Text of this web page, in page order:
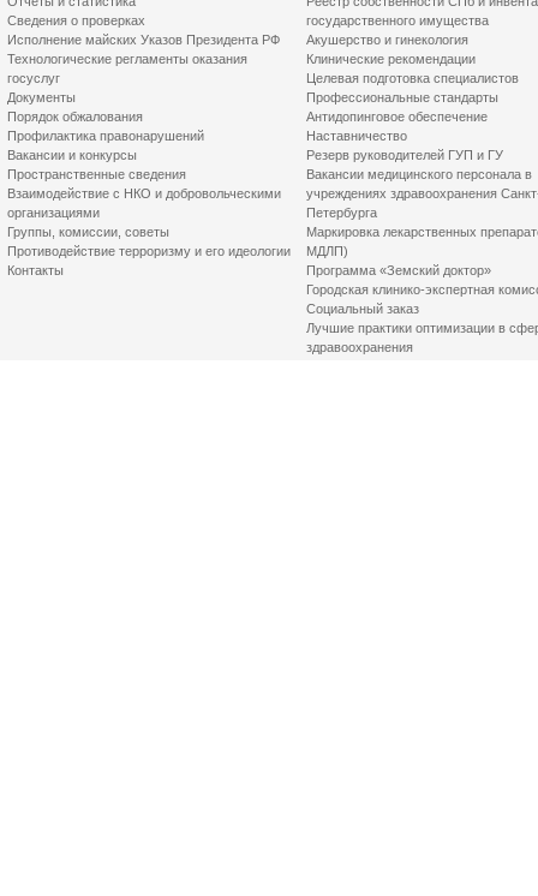
Сведения о проверках
Исполнение майских Указов Президента РФ
Технологические регламенты оказания
госуслуг
Документы
Порядок обжалования
Профилактика правонарушений
Вакансии и конкурсы
Пространственные сведения
Взаимодействие с НКО и добровольческими
организациями
Группы, комиссии, советы
Противодействие терроризму и его идеологии
Контакты
государственного имущества
Акушерство и гинекология
Клинические рекомендации
Целевая подготовка специалистов
Профессиональные стандарты
Антидопинговое обеспечение
Наставничество
Резерв руководителей ГУП и ГУ
Вакансии медицинского персонала в
учреждениях здравоохранения
Петербурга
Маркировка лекарственных
МДЛП)
Программа «Земский доктор»
Городская клинико-экспертная
Социальный заказ
Лучшие практики оптимизации в
здравоохранения